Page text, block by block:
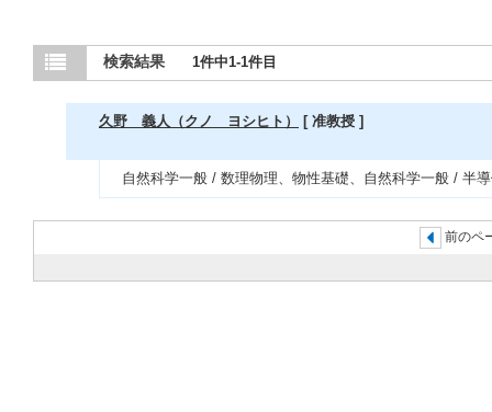
検索結果 1件中1-1件目
久野 義人（クノ ヨシヒト） [ 准教授 ]
自然科学一般 / 数理物理、物性基礎、自然科学一般 / 半
前のペ